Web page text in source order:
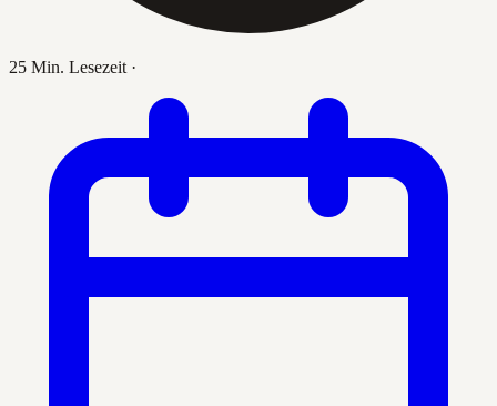
25 Min. Lesezeit ·